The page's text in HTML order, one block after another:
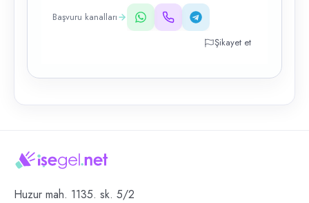
Başvuru kanalları
Şikayet et
Huzur mah. 1135. sk. 5/2